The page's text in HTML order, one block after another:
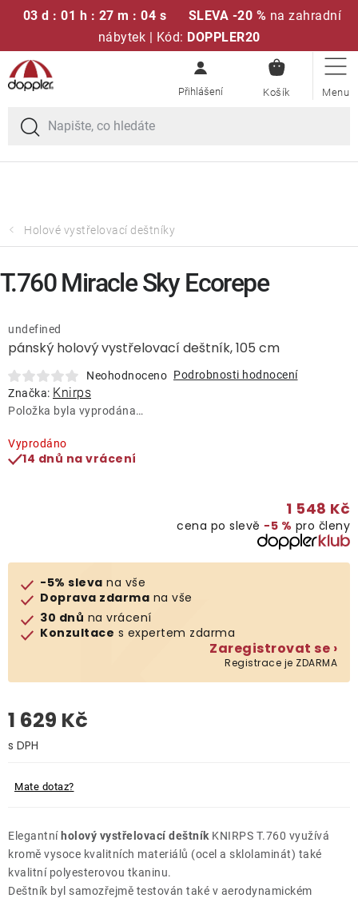
03 d : 01 h : 27 m : 04 s SLEVA -20 % na zahradní
nábytek | Kód: DOPPLER20
Přejít
na
obsah
KOŠÍK
Sedací soupravy
Slunečníky
Doplňky
Deštníky
Prodávané značky
O nás
Kontakty
Doprava zdarma při nákupu nad 2000 Kč
Holové vystřelovací deštníky
pánský holový vystřelovací deštník, 105 cm
undefined
Neohodnoceno Podrobnosti hodnocení
Značka: Knirps
Položka byla vyprodána…
Vyprodáno
14 dnů na vrácení
1 548 Kč
cena po slevě −5 % pro členy
-5% sleva na vše
Doprava zdarma na vše
30 dnů na vrácení
Konzultace s expertem zdarma
Zaregistrovat se ›
Registrace je ZDARMA
1 629 Kč
Mate dotaz?
Elegantní holový vystřelovací deštník KNIRPS T.760 využívá
kromě vysoce kvalitních materiálů (ocel a sklolaminát) také
kvalitní polyesterovou tkaninu.
Deštník byl samozřejmě testován také v aerodynamickém
T.760 Miracle Sky Ecorepe